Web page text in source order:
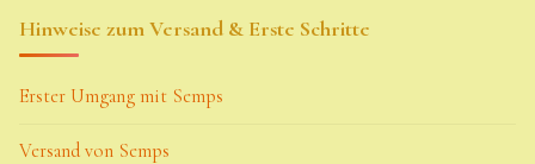
Hinweise zum Versand & Erste Schritte
Erster Umgang mit Semps
Versand von Semps